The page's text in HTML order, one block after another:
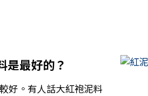
是最好的？
好。有人話大紅袍泥料